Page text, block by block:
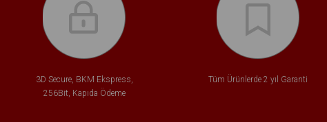
3D Secure, BKM Ekspress,
256Bit, Kapıda Ödeme
Tüm Ürünlerde 2 yıl Garanti